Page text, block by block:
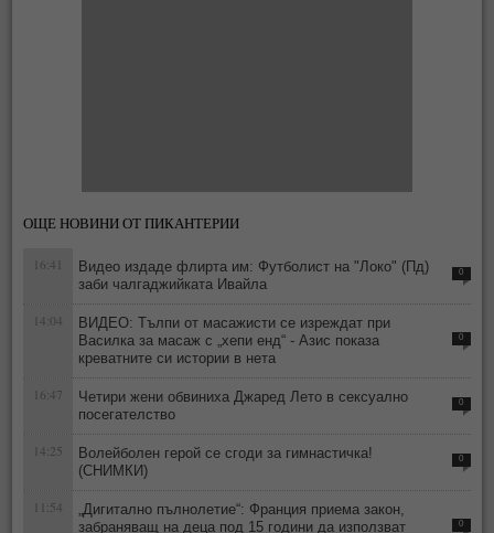
ОЩЕ НОВИНИ ОТ ПИКАНТЕРИИ
16:41
Видео издаде флирта им: Футболист на "Локо" (Пд)
заби чалгаджийката Ивайла
0
14:04
ВИДЕО: Тълпи от масажисти се изреждат при
Василка за масаж с „хепи енд“ - Азис показа
креватните си истории в нета
0
16:47
Четири жени обвиниха Джаред Лето в сексуално
посегателство
0
14:25
Волейболен герой се сгоди за гимнастичка!
(СНИМКИ)
0
11:54
„Дигитално пълнолетие“: Франция приема закон,
забраняващ на деца под 15 години да използват
0